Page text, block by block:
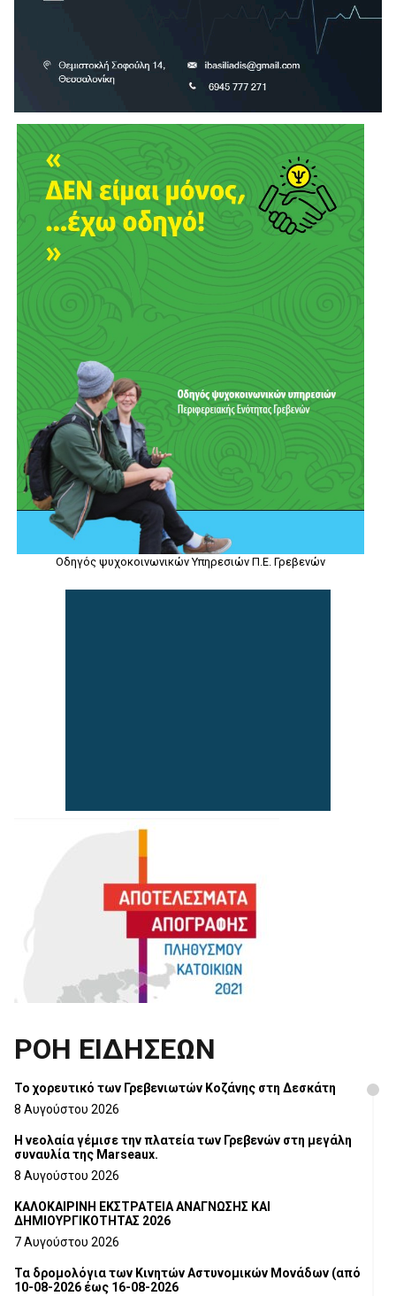
Οδηγός ψυχοκοινωνικών Υπηρεσιών Π.Ε. Γρεβενών
ΡΟΗ ΕΙΔΗΣΕΩΝ
Το χορευτικό των Γρεβενιωτών Κοζάνης στη Δεσκάτη
8 Αυγούστου 2026
Η νεολαία γέμισε την πλατεία των Γρεβενών στη μεγάλη
συναυλία της Marseaux.
8 Αυγούστου 2026
ΚΑΛΟΚΑΙΡΙΝΗ ΕΚΣΤΡΑΤΕΙΑ ΑΝΑΓΝΩΣΗΣ ΚΑΙ
ΔΗΜΙΟΥΡΓΙΚΟΤΗΤΑΣ 2026
7 Αυγούστου 2026
Τα δρομολόγια των Κινητών Αστυνομικών Μονάδων (από
10-08-2026 έως 16-08-2026